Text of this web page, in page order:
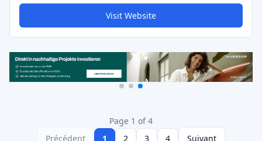
Visit Website
Page 1 of 4
Précédent
1 2 3 4 Suivant